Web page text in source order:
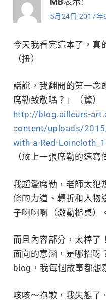
5月24日,2017年
今天我看完這本了，真
（扭）
話說，我翻開的第一念
席勒致敬嗎？」（驚）
http://blog.ailleurs-
content/uploads/
with-a-Red-
（放上一張席勒的速寫
我超愛席勒，老師太犯
條的力道、轉折和人物
子啊啊啊（激動槌桌）
而且內容部分，太棒了
面向的意涵，是哪招呀
blog，我每個故事都想
咳咳～抱歉，我失態了